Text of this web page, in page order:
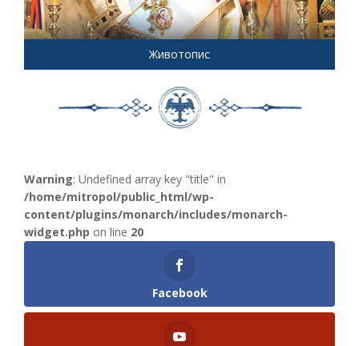
Животопис
Warning: Undefined array key "title" in
/home/mitropol/public_html/wp-
content/plugins/monarch/includes/monarch-
widget.php on line 20
Facebook